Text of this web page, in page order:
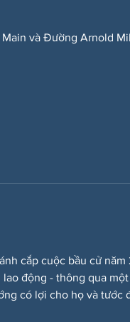
và Đường Arnold
cắp cuộc bầu cử
động - thông qua
có lợi cho họ và tước